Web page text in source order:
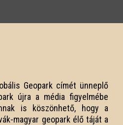
Geopark címét ünneplő
újra a média figyelmébe
is köszönhető, hogy a
magyar geopark élő táját a